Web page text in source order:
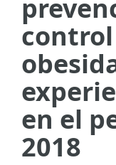
en el
2018